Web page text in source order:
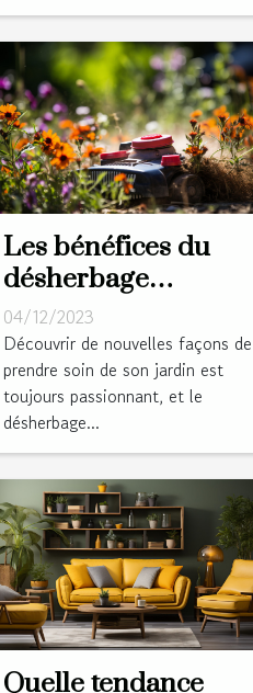
Les bénéfices du
désherbage
thermique pour
votre jardin
04/12/2023
Découvrir de nouvelles façons de
prendre soin de son jardin est
toujours passionnant, et le
désherbage...
Quelle tendance